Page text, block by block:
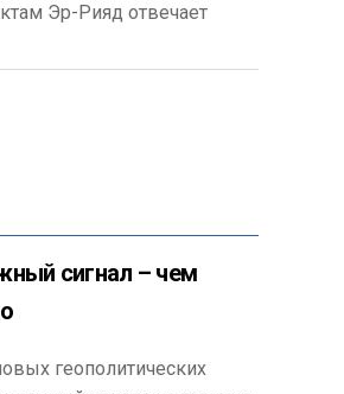
Эр-Рияд отвечает
сигнал – чем
геополитических